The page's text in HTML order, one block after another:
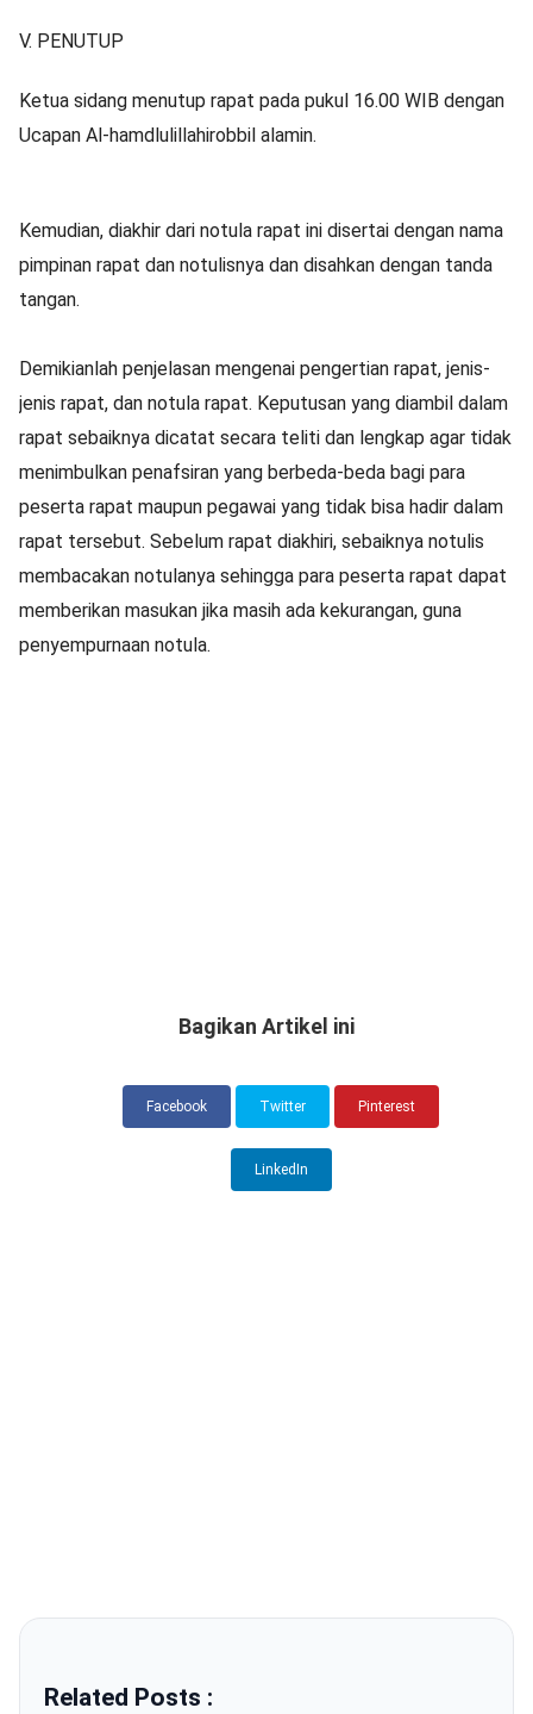
V. PENUTUP
Ketua sidang menutup rapat pada pukul 16.00 WIB dengan
Ucapan Al-hamdlulillahirobbil alamin.
Kemudian, diakhir dari notula rapat ini disertai dengan nama
pimpinan rapat dan notulisnya dan disahkan dengan tanda
tangan.
Demikianlah penjelasan mengenai pengertian rapat, jenis-
jenis rapat, dan notula rapat. Keputusan yang diambil dalam
rapat sebaiknya dicatat secara teliti dan lengkap agar tidak
menimbulkan penafsiran yang berbeda-beda bagi para
peserta rapat maupun pegawai yang tidak bisa hadir dalam
rapat tersebut. Sebelum rapat diakhiri, sebaiknya notulis
membacakan notulanya sehingga para peserta rapat dapat
memberikan masukan jika masih ada kekurangan, guna
penyempurnaan notula.
Bagikan Artikel ini
Facebook Twitter Pinterest
LinkedIn
Related Posts :